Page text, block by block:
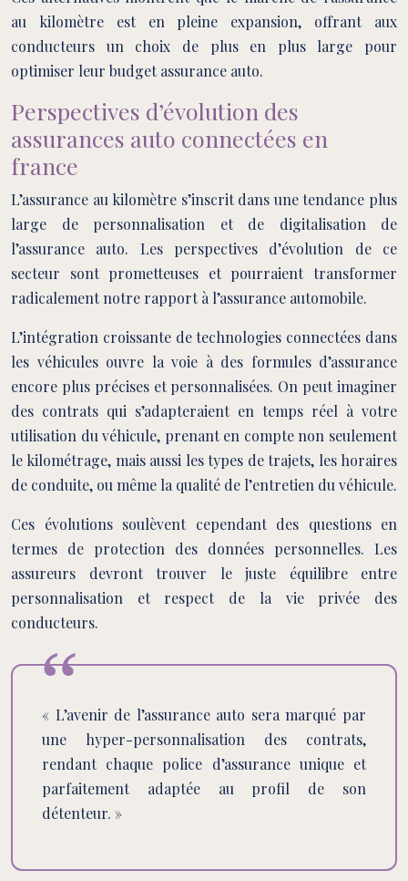
au kilomètre est en pleine expansion, offrant aux
conducteurs un choix de plus en plus large pour
optimiser leur budget assurance auto.
Perspectives d’évolution des
assurances auto connectées en
france
L’assurance au kilomètre s’inscrit dans une tendance plus
large de personnalisation et de digitalisation de
l’assurance auto. Les perspectives d’évolution de ce
secteur sont prometteuses et pourraient transformer
radicalement notre rapport à l’assurance automobile.
L’intégration croissante de technologies connectées dans
les véhicules ouvre la voie à des formules d’assurance
encore plus précises et personnalisées. On peut imaginer
des contrats qui s’adapteraient en temps réel à votre
utilisation du véhicule, prenant en compte non seulement
le kilométrage, mais aussi les types de trajets, les horaires
de conduite, ou même la qualité de l’entretien du véhicule.
Ces évolutions soulèvent cependant des questions en
termes de protection des données personnelles. Les
assureurs devront trouver le juste équilibre entre
personnalisation et respect de la vie privée des
conducteurs.
« L’avenir de l’assurance auto sera marqué par
une hyper-personnalisation des contrats,
rendant chaque police d’assurance unique et
parfaitement adaptée au profil de son
détenteur. »